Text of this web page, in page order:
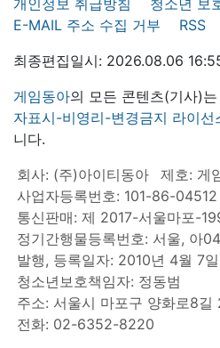
E-MAIL 주소 수집 거부
RSS
최종편집일시: 2026.08.06
게임동아의 모든 콘텐츠(기사)는
자표시-비영리-변경금지 라이선
니다.
회사: (주)아이티동아
제호: 게
사업자등록번호: 101-86-04512
통신판매: 제 2017-서울마포-
정기간행물등록번호: 서울, 아
발행, 등록일자: 2010년 4월 7일
청소년보호책임자: 정동범
주소: 서울시 마포구 양화로8
전화: 02-6352-8220